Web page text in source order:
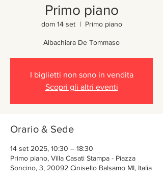
Primo piano
dom 14 set
  |
Primo piano
Albachiara De Tommaso
I biglietti non sono in vendita
Scopri gli altri eventi
Orario & Sede
14 set 2025, 10:30 – 18:30
Primo piano, Villa Casati Stampa - Piazza
Soncino, 3, 20092 Cinisello Balsamo MI, Italia